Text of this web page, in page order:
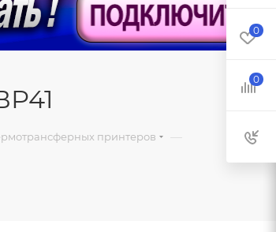
принтеров —
0
0